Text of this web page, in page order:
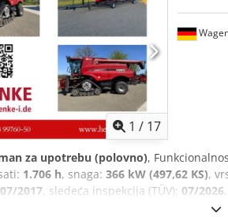
1 / 17
za upotrebu (polovno),
1.706 h, snaga: 366 kW (497,62 KS),
07/2017, sledeća inspekcija (TÜV): 07/2026
kabina, klima